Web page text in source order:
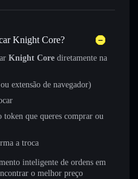
Knight Core?
Knight Core diretamente na
extensão de navegador)
token que queres comprar ou
a troca
inteligente de ordens em
o melhor preço